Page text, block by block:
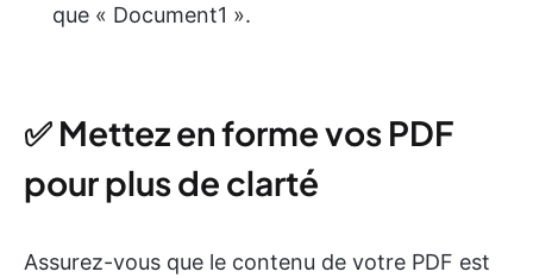
que « Document1 ».
✅ Mettez en forme vos PDF
pour plus de clarté
Assurez-vous que le contenu de votre PDF est